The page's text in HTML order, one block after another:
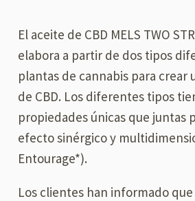
El aceite de CBD MELS TWO
elabora a partir de dos tipos
plantas de cannabis para crear
de CBD. Los diferentes tipos
propiedades únicas que juntas
efecto sinérgico y
Entourage*).
Los clientes han informado que